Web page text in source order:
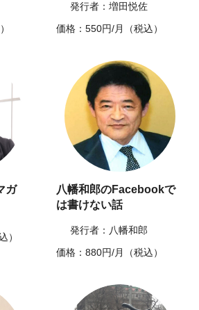
発行者：増田悦佐
価格：550円/月（税込）
ガ
）
八幡和郎のFacebookで
は書けない話
発行者：八幡和郎
価格：880円/月（税込）